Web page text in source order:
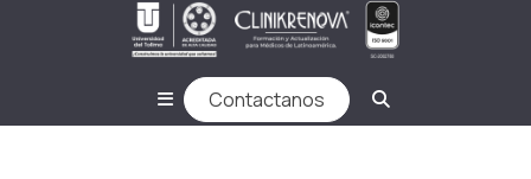
Contactanos